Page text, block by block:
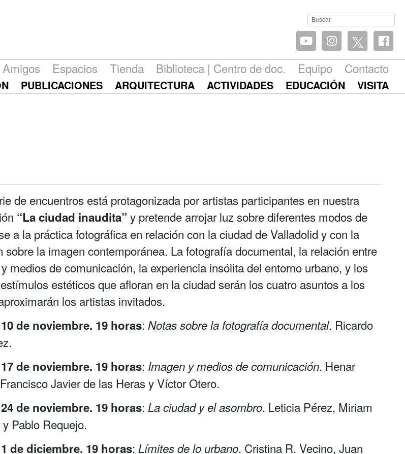
Amigos Espacios Tienda Biblioteca | Centro de doc. Equipo Contacto
PUBLICACIONES ARQUITECTURA ACTIVIDADES EDUCACIÓN VISITA
de encuentros está protagonizada por artistas participantes en nuestra
“La ciudad inaudita” y pretende arrojar luz sobre diferentes modos de
a la práctica fotográfica en relación con la ciudad de Valladolid y con la
sobre la imagen contemporánea. La fotografía documental, la relación entre
medios de comunicación, la experiencia insólita del entorno urbano, y los
estéticos que afloran en la ciudad serán los cuatro asuntos a los
los artistas invitados.
de noviembre. 19 horas:Notas sobre la fotografía documental. Ricardo
de noviembre. 19 horas: Imagen y medios de comunicación. Henar
Javier de las Heras y Víctor Otero.
de noviembre. 19 horas: La ciudad y el asombro. Leticia Pérez, Miriam
Pablo Requejo.
de diciembre. 19 horas: Límites de lo urbano. Cristina R. Vecino, Juan